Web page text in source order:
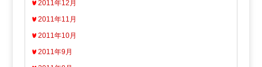
2011年12月
2011年11月
2011年10月
2011年9月